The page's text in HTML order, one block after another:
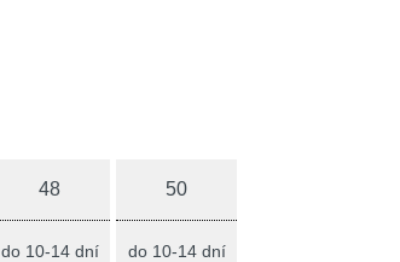
48
do 10-14 dní
50
do 10-14 dní